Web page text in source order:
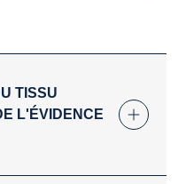
TISSU
L'ÉVIDENCE